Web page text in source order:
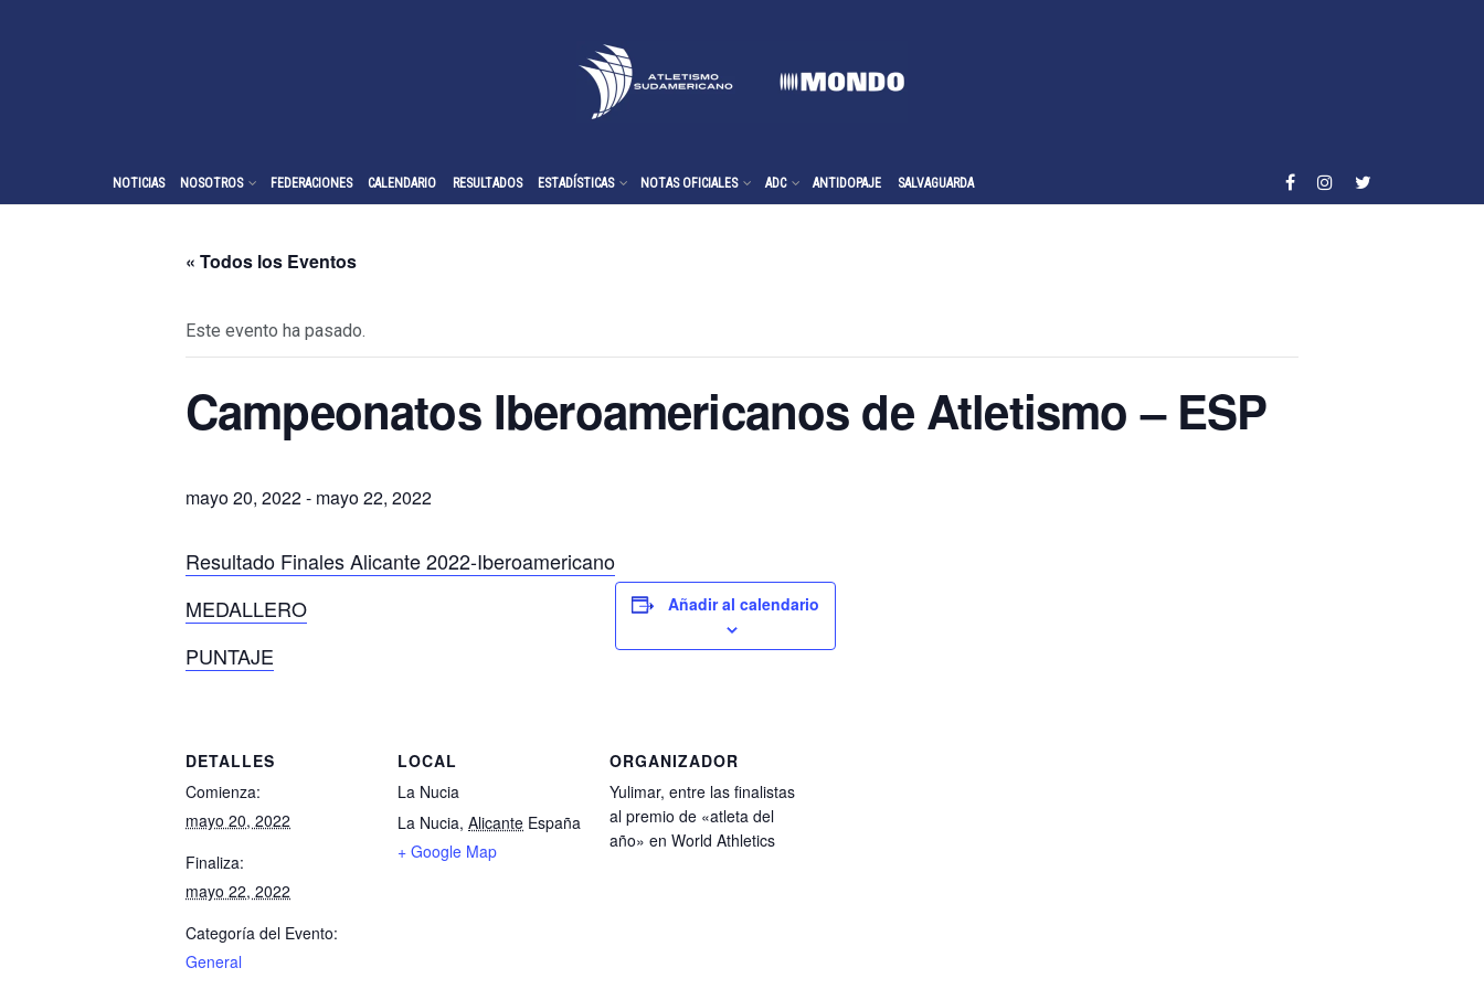
NOTICIAS NOSOTROS FEDERACIONES CALENDARIO RESULTADOS ESTADÍSTICAS NOTAS OFICIALES ADC ANTIDOPAJE SALVAGUARDA
« Todos los Eventos
Este evento ha pasado.
Campeonatos Iberoamericanos de Atletismo – ESP
mayo 20, 2022- mayo 22, 2022
Resultado Finales Alicante 2022-Iberoamericano
MEDALLERO
PUNTAJE
Añadir al calendario
DETALLES
Comienza:
mayo 20, 2022
Finaliza:
mayo 22, 2022
Categoría del Evento:
General
LOCAL
La Nucia
La Nucia, Alicante España
+ Google Map
ORGANIZADOR
Yulimar, entre las finalistas
al premio de «atleta del
año» en World Athletics